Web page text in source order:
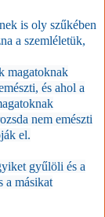
is oly szűkében
a szemléletük,
magatoknak
és ahol a
nem emészti
el.
gyűlöli és a
a másikat